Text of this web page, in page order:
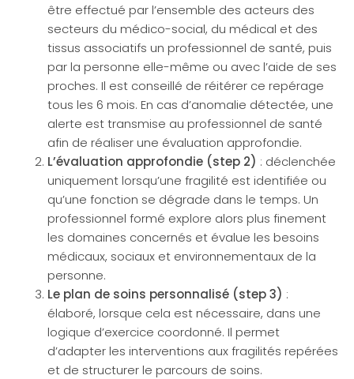
être effectué par l’ensemble des acteurs des
secteurs du médico-social, du médical et des
tissus associatifs un professionnel de santé, puis
par la personne elle-même ou avec l’aide de ses
proches. Il est conseillé de réitérer ce repérage
tous les 6 mois. En cas d’anomalie détectée, une
alerte est transmise au professionnel de santé
afin de réaliser une évaluation approfondie.
L’évaluation approfondie (step 2) : déclenchée
uniquement lorsqu’une fragilité est identifiée ou
qu’une fonction se dégrade dans le temps. Un
professionnel formé explore alors plus finement
les domaines concernés et évalue les besoins
médicaux, sociaux et environnementaux de la
personne.
Le plan de soins personnalisé (step 3) :
élaboré, lorsque cela est nécessaire, dans une
logique d’exercice coordonné. Il permet
d’adapter les interventions aux fragilités repérées
et de structurer le parcours de soins.